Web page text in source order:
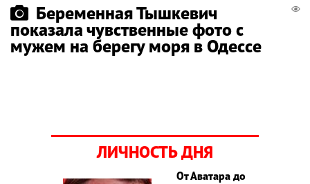
Беременная Тышкевич
показала чувственные фото с
мужем на берегу моря в Одессе
ЛИЧНОСТЬ ДНЯ
От Аватара до